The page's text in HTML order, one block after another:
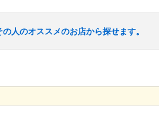
人のオススメのお店から探せます。